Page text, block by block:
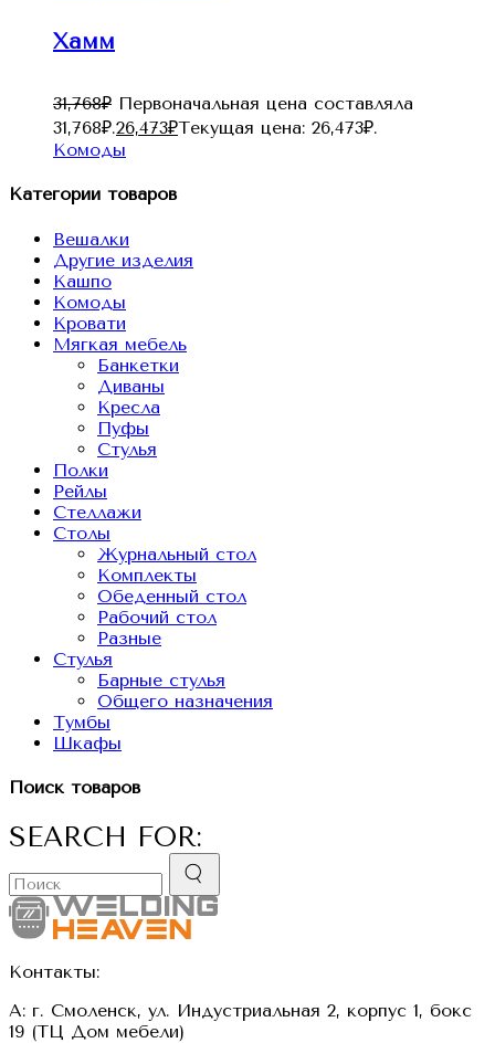
Хамм
31,768₽ Первоначальная цена составляла
31,768₽.26,473₽Текущая цена: 26,473₽.
Комоды
Категории товаров
Вешалки
Другие изделия
Кашпо
Комоды
Кровати
Мягкая мебель
Банкетки
Диваны
Кресла
Пуфы
Стулья
Полки
Рейлы
Стеллажи
Столы
Журнальный стол
Комплекты
Обеденный стол
Рабочий стол
Разные
Стулья
Барные стулья
Общего назначения
Тумбы
Шкафы
Поиск товаров
SEARCH FOR:
Контакты:
А: г. Смоленск, ул. Индустриальная 2, корпус 1, бокс
19 (ТЦ Дом мебели)